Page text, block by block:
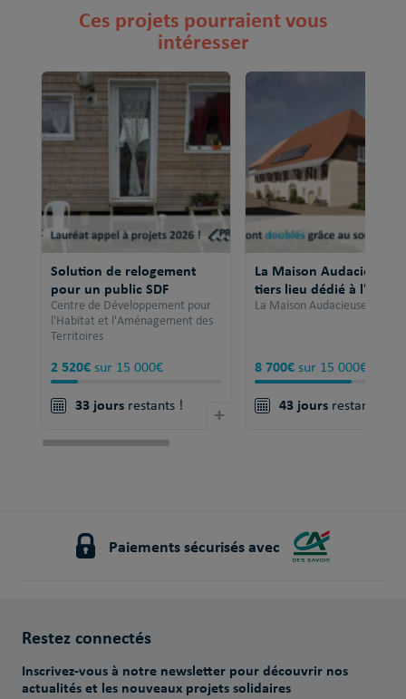
Ces projets pourraient vous
intéresser
Solution de relogement
pour un public SDF
Centre de Développement pour
l'Habitat et l'Aménagement des
Territoires
2 520€ sur 15 000€
33 jours restants ! +
La Maison Audacieuse,
tiers lieu dédié à
La Maison Audacieuse
8 700€ sur 15 000€
43 jours restants !
Paiements sécurisés avec
Restez connectés
Inscrivez-vous à notre newsletter pour découvrir nos
actualités et les nouveaux projets solidaires